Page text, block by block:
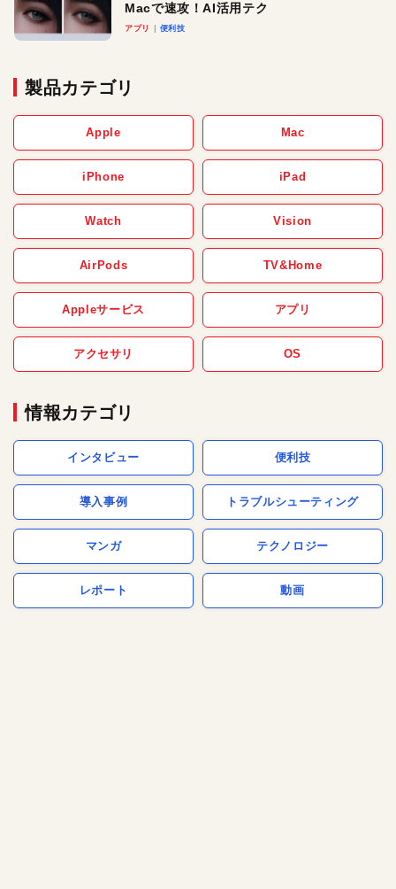
Macで速攻！AI活用テク
アプリ 便利技
製品カテゴリ
Apple Mac
iPhone iPad
Watch Vision
AirPods TV&Home
Appleサービス アプリ
アクセサリ OS
情報カテゴリ
インタビュー 便利技
導入事例 トラブルシューティング
マンガ テクノロジー
レポート 動画